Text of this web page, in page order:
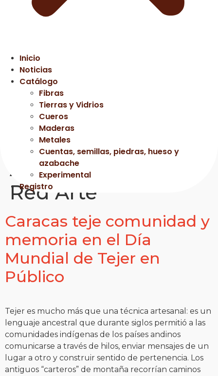
Inicio
Noticias
Catálogo
Fibras
Tierras y Vidrios
Cueros
Maderas
Metales
Cuentas, semillas, piedras, hueso y
azabache
Experimental
Registro
Autor:Tecnologia
Red Arte
Caracas teje comunidad y
memoria en el Día
Mundial de Tejer en
Público
Tejer es mucho más que una técnica artesanal: es un
lenguaje ancestral que durante siglos permitió a las
comunidades indígenas de los países andinos
comunicarse a través de hilos, enviar mensajes de un
lugar a otro y construir sentido de pertenencia. Los
antiguos “carteros” de montaña recorrían caminos